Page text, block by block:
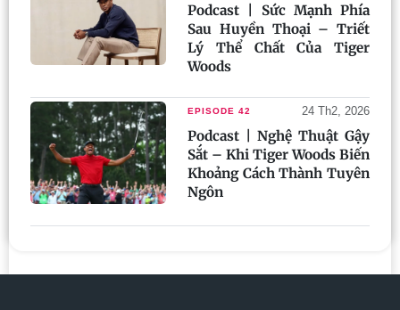
Podcast | Sức Mạnh Phía
Sau Huyền Thoại – Triết
Lý Thể Chất Của Tiger
Woods
EPISODE 42 24 Th2, 2026
Podcast | Nghệ Thuật Gậy
Sắt – Khi Tiger Woods Biến
Khoảng Cách Thành Tuyên
Ngôn